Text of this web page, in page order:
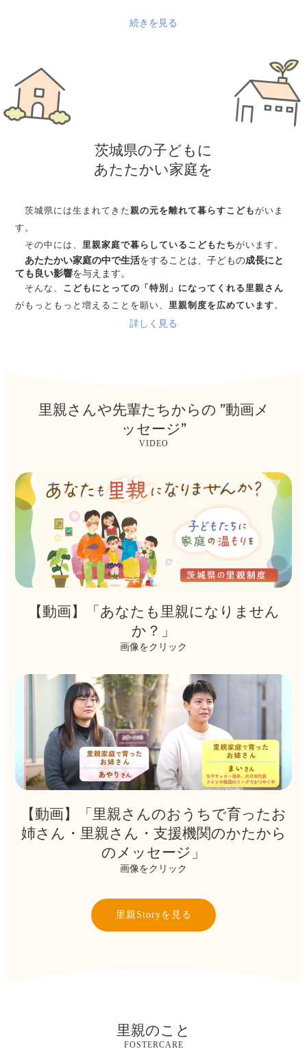
続きを見る
茨城県の子どもに
あたたかい家庭を
茨城県には生まれてきた親の元を離れて暮らすこどもがいま
す。
その中には、里親家庭で暮らしているこどもたちがいます。
あたたかい家庭の中で生活をすることは、子どもの成長にと
ても良い影響を与えます。
そんな、 こどもにとっての「特別」になってくれる里親さん
がもっともっと増えることを願い、里親制度を広めています。
詳しく見る
里親さんや先輩たちからの ”動画メ
ッセージ”
VIDEO
カ
バ
ー
【動画】「あなたも里親になりません
か？」
画像をクリック
カ
ク
【動画】「里親さんのおうちで育ったお
姉さん・里親さん・支援機関のかたから
のメッセージ」
画像をクリック
里親Storyを見る
里親のこと
FOSTERCARE